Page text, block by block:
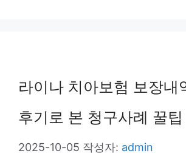
라이나 치아보험 보장내
후기로 본 청구사례 꿀팁
2025-10-05 작성자: admin